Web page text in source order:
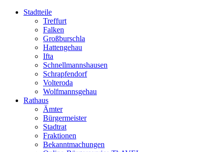
Stadtteile
Treffurt
Falken
Großburschla
Hattengehau
Ifta
Schnellmannshausen
Schrapfendorf
Volteroda
Wolfmannsgehau
Rathaus
Ämter
Bürgermeister
Stadtrat
Fraktionen
Bekanntmachungen